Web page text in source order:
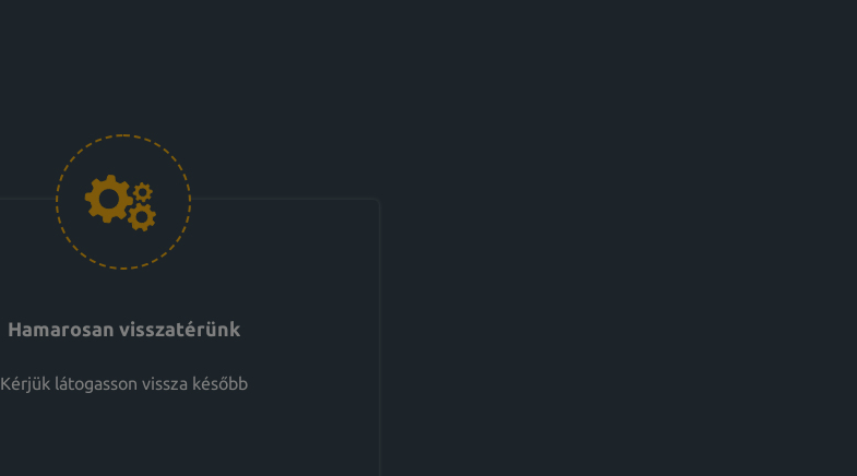
Hamarosan visszatérünk
Kérjük látogasson vissza később